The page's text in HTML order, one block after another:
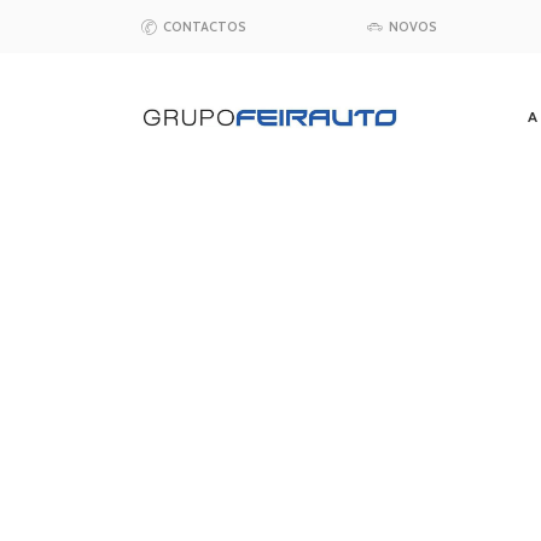
CONTACTOS NOVOS
A